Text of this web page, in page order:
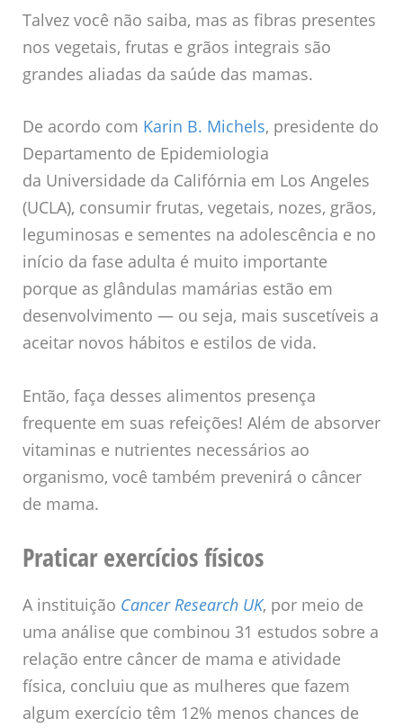
Talvez você não saiba, mas as fibras presentes
nos vegetais, frutas e grãos integrais são
grandes aliadas da saúde das mamas.
De acordo com Karin B. Michels, presidente do
Departamento de Epidemiologia
da Universidade da Califórnia em Los Angeles
(UCLA), consumir frutas, vegetais, nozes, grãos,
leguminosas e sementes na adolescência e no
início da fase adulta é muito importante
porque as glândulas mamárias estão em
desenvolvimento — ou seja, mais suscetíveis a
aceitar novos hábitos e estilos de vida.
Então, faça desses alimentos presença
frequente em suas refeições! Além de absorver
vitaminas e nutrientes necessários ao
organismo, você também prevenirá o câncer
de mama.
Praticar exercícios físicos
A instituição Cancer Research UK, por meio de
uma análise que combinou 31 estudos sobre a
relação entre câncer de mama e atividade
física, concluiu que as mulheres que fazem
algum exercício têm 12% menos chances de